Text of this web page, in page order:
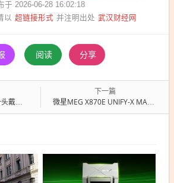
于 2026-06-28 16:02:18
以 超链接形式 并注明出处 武汉财经网
阅读 分享
QC旗舰
下一篇
微星MEG X870E UNIFY-X MAX暗影主板预售：4799元为极致超频而生